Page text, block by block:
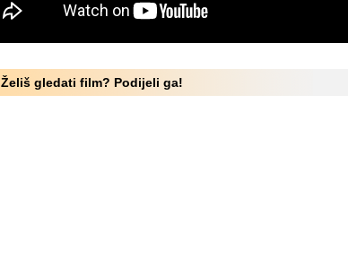
Želiš gledati film? Podijeli ga!